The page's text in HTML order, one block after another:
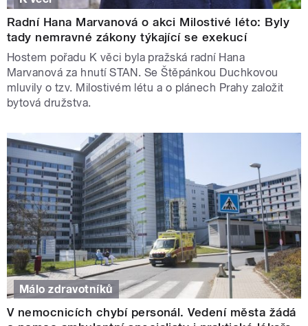
Radní Hana Marvanová o akci Milostivé léto: Byly
tady nemravné zákony týkající se exekucí
Hostem pořadu K věci byla pražská radní Hana
Marvanová za hnutí STAN. Se Štěpánkou Duchkovou
mluvily o tzv. Milostivém létu a o plánech Prahy založit
bytová družstva.
Málo zdravotníků
V nemocnicích chybí personál. Vedení města žádá